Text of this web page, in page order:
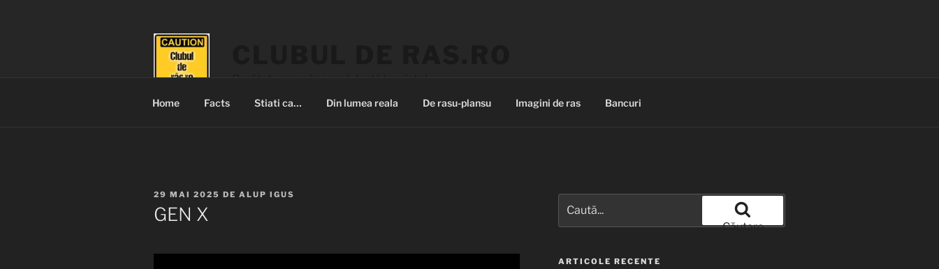
Realitatea românească, luată la mișto!
Home Facts Stiati ca… Din lumea reala De rasu-plansu Imagini de ras Bancuri
PUBLICAT
PE
29 MAI 2025 DE ALUP IGUS
GEN X
după:
Căutare
ARTICOLE RECENTE